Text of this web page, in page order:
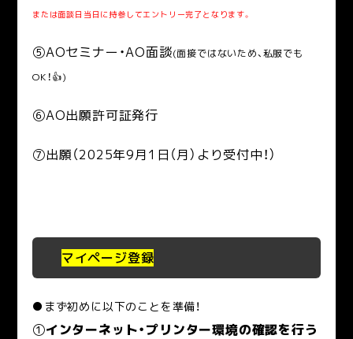
または面談日当日に持参してエントリー完了となります。
⑤AOセミナー・AO面談(面接ではないため、私服でも
OK！👍)
⑥AO出願許可証発行
⑦出願（2025年9月1日（月）より受付中！）
マイページ登録
●まず初めに以下のことを準備！
①インターネット・プリンター環境の確認を行う